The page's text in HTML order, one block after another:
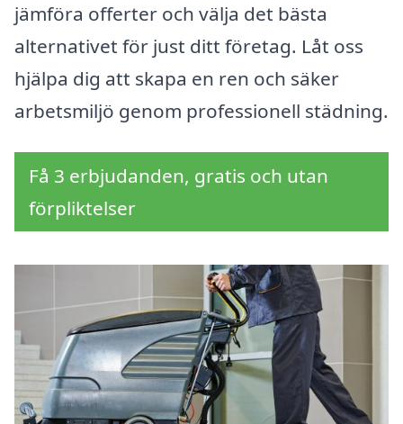
jämföra offerter och välja det bästa
alternativet för just ditt företag. Låt oss
hjälpa dig att skapa en ren och säker
arbetsmiljö genom professionell städning.
Få 3 erbjudanden, gratis och utan
förpliktelser